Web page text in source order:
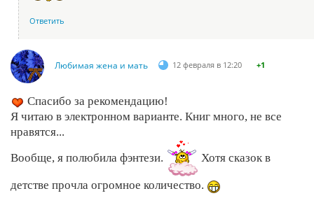
Ответить
Любимая жена и мать 12 февраля в 12:20 +1
Спасибо за рекомендацию!
Я читаю в электронном варианте. Книг много, не все
нравятся...
Вообще, я полюбила фэнтези.
Хотя сказок в
детстве прочла огромное количество.